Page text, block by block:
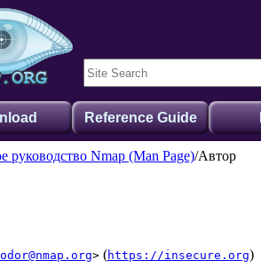
Reference Guide
руководство Nmap (Man Page) Автор
> (https://insecure.org)